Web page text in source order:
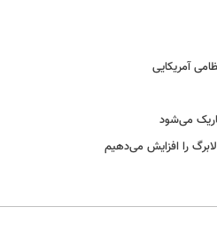
آمریکایی
می‌شود
را افزایش می‌دهیم